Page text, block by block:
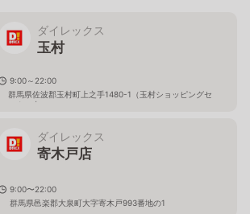
ダイレックス
玉村
9:00～22:00
群馬県佐波郡玉村町上之手1480-1（玉村ショッピングセ
ンター内）
ダイレックス
寄木戸店
9:00〜22:00
群馬県邑楽郡大泉町大字寄木戸993番地の1